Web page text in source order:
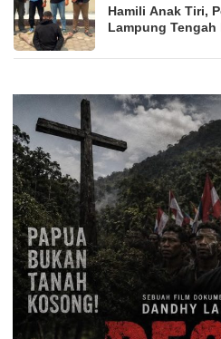
Hamili Anak Tiri,
Lampung Tengah